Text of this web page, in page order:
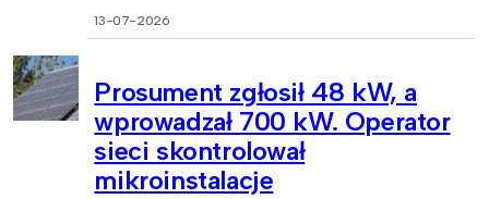
13-07-2026
Prosument zgłosił 48 kW, a
wprowadzał 700 kW. Operator
sieci skontrolował
mikroinstalacje